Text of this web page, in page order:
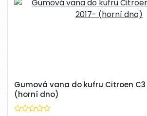
Gumová vana do kufru Citroen C3
(horní dno)